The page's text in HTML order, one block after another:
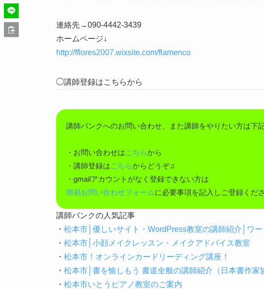
連絡先→090-4442-3439
ホームページ↓
http://fflores2007.wixsite.com/flamenco
◯講師登録はこちらから
講師バンクへのお問い合わせ、また講師をやりたい方は下
・お問い合わせはこちらから
・講師登録はこちらからどうぞ♫
・gmailアカウントがなく登録できない方は
簡易お問い合わせフォームに必要事項を記入しご登録くだ
講師バンクの人気記事
・ 松本市│優しいサイト・WordPress教室の講師紹介│ワ
・ 松本市│小顔メイクレッスン・メイクアドバイス教室
・ 松本市！オンラインカードリーディング講座！
・ 松本市│書を愉しもう 書道全般の講師紹介（日本書作家
・ 松本市いとうピアノ教室のご案内